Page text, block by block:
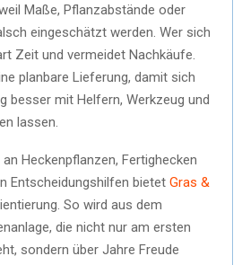
Maße, Pflanzabstände oder
eingeschätzt werden. Wer sich
Zeit und vermeidet Nachkäufe.
planbare Lieferung, damit sich
besser mit Helfern, Werkzeug und
lassen.
Heckenpflanzen, Fertighecken
Entscheidungshilfen bietet Gras &
So wird aus dem
die nicht nur am ersten
sondern über Jahre Freude